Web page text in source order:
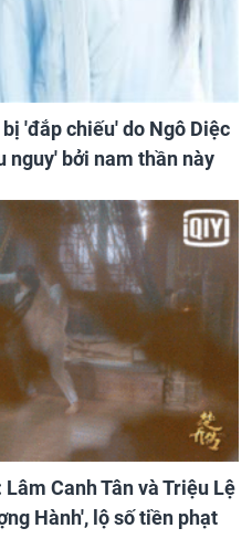
'đắp chiếu' do Ngô Diệc
nguy' bởi nam thần này
Canh Tân và Triệu Lệ
Hành', lộ số tiền phạt